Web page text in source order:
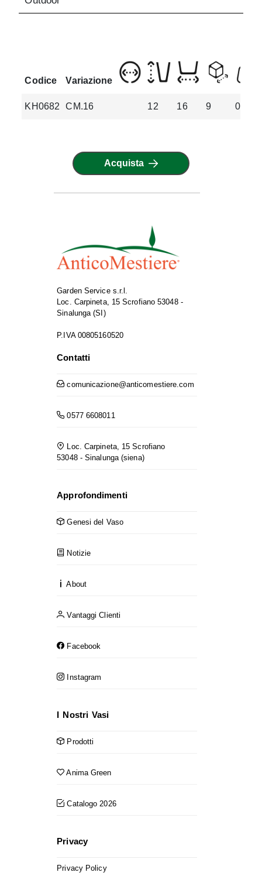
Codice Variazione
KH0682 CM.16 12 16 9 0.29
Acquista
Garden Service s.r.l.
Loc. Carpineta, 15 Scrofiano 53048 -
Sinalunga (SI)
P.IVA 00805160520
Contatti
comunicazione@anticomestiere.com
0577 6608011
Loc. Carpineta, 15 Scrofiano
53048 - Sinalunga (siena)
Approfondimenti
Genesi del Vaso
Notizie
About
Vantaggi Clienti
Facebook
Instagram
I Nostri Vasi
Prodotti
Anima Green
Catalogo 2026
Privacy
Privacy Policy